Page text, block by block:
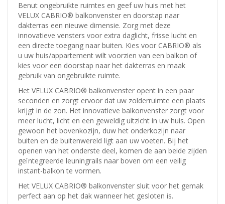
Benut ongebruikte ruimtes en geef uw huis met het
VELUX CABRIO® balkonvenster en doorstap naar
dakterras een nieuwe dimensie. Zorg met deze
innovatieve vensters voor extra daglicht, frisse lucht en
een directe toegang naar buiten. Kies voor CABRIO® als
u uw huis/appartement wilt voorzien van een balkon of
kies voor een doorstap naar het dakterras en maak
gebruik van ongebruikte ruimte.
Het VELUX CABRIO® balkonvenster opent in een paar
seconden en zorgt ervoor dat uw zolderruimte een plaats
krijgt in de zon. Het innovatieve balkonvenster zorgt voor
meer lucht, licht en een geweldig uitzicht in uw huis. Open
gewoon het bovenkozijn, duw het onderkozijn naar
buiten en de buitenwereld ligt aan uw voeten. Bij het
openen van het onderste deel, komen de aan beide zijden
geïntegreerde leuningrails naar boven om een veilig
instant-balkon te vormen.
Het VELUX CABRIO® balkonvenster sluit voor het gemak
perfect aan op het dak wanneer het gesloten is.